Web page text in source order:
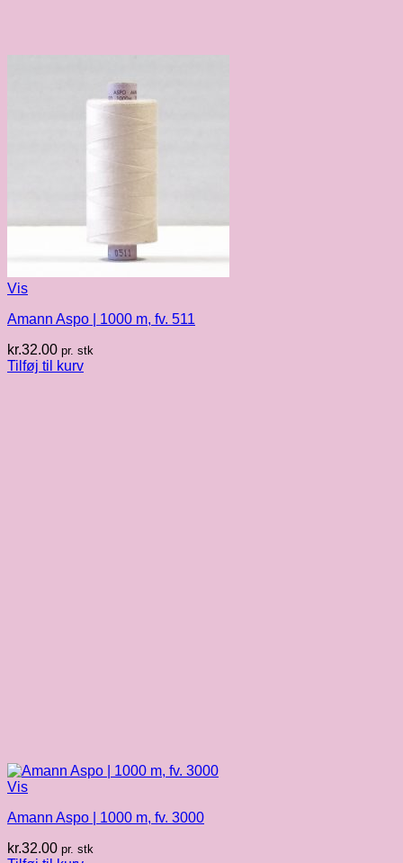
Vis
Amann Aspo | 1000 m, fv. 511
kr.32.00 pr. stk
Tilføj til kurv
Vis
Amann Aspo | 1000 m, fv. 3000
kr.32.00 pr. stk